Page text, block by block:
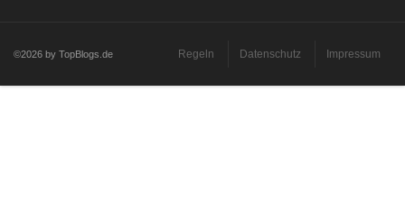
©2026 by TopBlogs.de Regeln Datenschutz Impressum